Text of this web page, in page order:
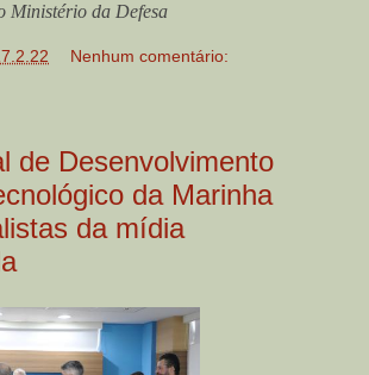
Ministério da Defesa
Nenhum comentário:
de Desenvolvimento
da Marinha
da mídia